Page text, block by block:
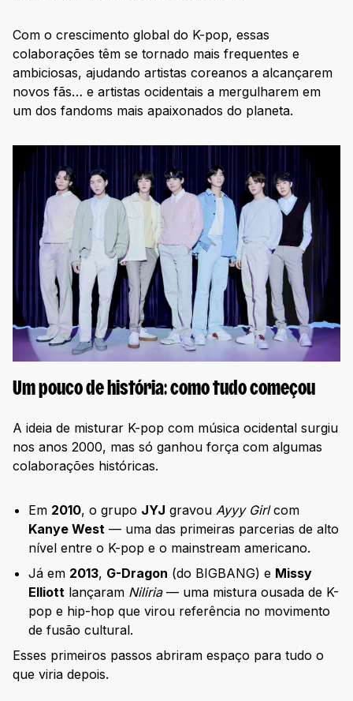
Com o crescimento global do K-pop, essas
colaborações têm se tornado mais frequentes e
ambiciosas, ajudando artistas coreanos a alcançarem
novos fãs… e artistas ocidentais a mergulharem em
um dos fandoms mais apaixonados do planeta.
Um pouco de história: como tudo começou
A ideia de misturar K-pop com música ocidental surgiu
nos anos 2000, mas só ganhou força com algumas
colaborações históricas.
Em 2010, o grupo JYJ gravou Ayyy Girlcom
Kanye West — uma das primeiras parcerias de alto
nível entre o K-pop e o mainstream americano.
Já em 2013, G-Dragon (do BIGBANG) e Missy
Elliott lançaram Niliria— uma mistura ousada de K-
pop e hip-hop que virou referência no movimento
de fusão cultural.
Esses primeiros passos abriram espaço para tudo o
que viria depois.